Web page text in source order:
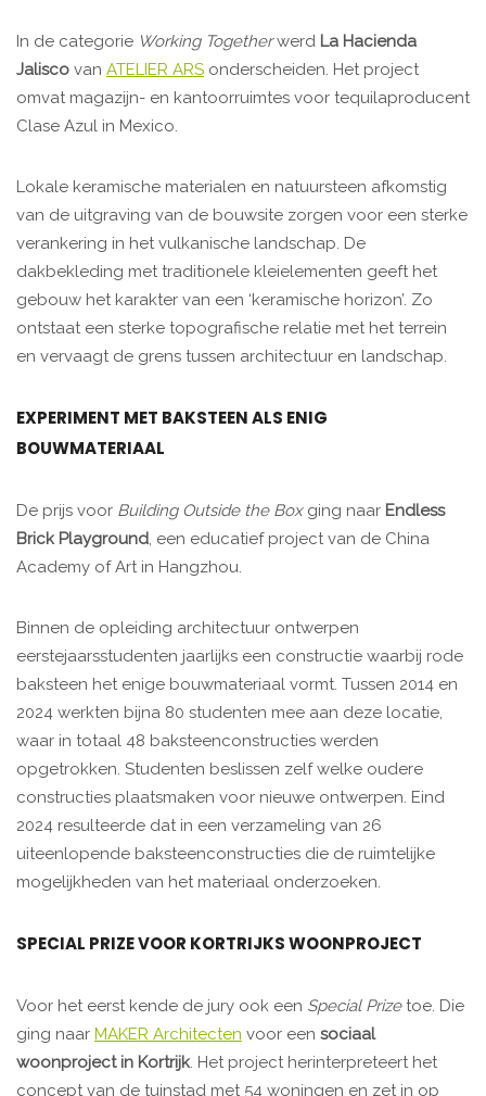
In de categorie Working Togetherwerd La Hacienda
Jalisco van ATELIER ARS onderscheiden. Het project
omvat magazijn- en kantoorruimtes voor tequilaproducent
Clase Azul in Mexico.
Lokale keramische materialen en natuursteen afkomstig
van de uitgraving van de bouwsite zorgen voor een sterke
verankering in het vulkanische landschap. De
dakbekleding met traditionele kleielementen geeft het
gebouw het karakter van een ‘keramische horizon’. Zo
ontstaat een sterke topografische relatie met het terrein
en vervaagt de grens tussen architectuur en landschap.
EXPERIMENT MET BAKSTEEN ALS ENIG
BOUWMATERIAAL
De prijs voor Building Outside the Boxging naar Endless
Brick Playground, een educatief project van de China
Academy of Art in Hangzhou.
Binnen de opleiding architectuur ontwerpen
eerstejaarsstudenten jaarlijks een constructie waarbij rode
baksteen het enige bouwmateriaal vormt. Tussen 2014 en
2024 werkten bijna 80 studenten mee aan deze locatie,
waar in totaal 48 baksteenconstructies werden
opgetrokken. Studenten beslissen zelf welke oudere
constructies plaatsmaken voor nieuwe ontwerpen. Eind
2024 resulteerde dat in een verzameling van 26
uiteenlopende baksteenconstructies die de ruimtelijke
mogelijkheden van het materiaal onderzoeken.
SPECIAL PRIZE VOOR KORTRIJKS WOONPROJECT
Voor het eerst kende de jury ook een Special Prizetoe. Die
ging naar MAKER Architecten voor een sociaal
woonproject in Kortrijk. Het project herinterpreteert het
concept van de tuinstad met 54 woningen en zet in op